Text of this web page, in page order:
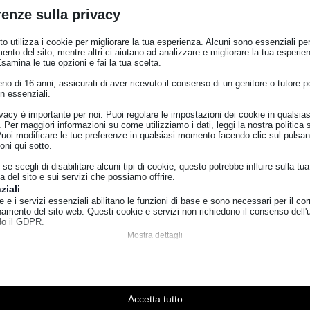
e alle fertilizzazioni naturali con la tecnica dei sovesci
delle acque per affrontare fenomeni climatici estremi
stabilmente la salubrità del suolo con misurazioni e
tradizionali e la “filosofia” dei vecchi attrezzi che
modo “naturale” le nuove problematiche relative ai
agricoltura e anche nei vigneti.
Manfredi, vedrà anche l’intervento del Presidente della
Agroalimentari e Forestazione della Regione
perché molti attrezzi esposti nel museo aziendale
marzo ci sono le ricerche e le sperimentazioni che da
ha accertato che la Calabria possiede una delle più
della coltura della vite in Europa, la regione ne ha
di 2800 viti “nuove-antiche”, disposto a spirale, allo
(studio del DNA, analisi ampelografica e virologica)
di 126 varietà analizzate, ben 77 sono risultate uniche,
sulla privacy
utilizza i cookie per migliorare la tua esperienza. Alcuni sono essenziali
del sito, mentre altri ci aiutano ad analizzare e migliorare la tua
le tue opzioni e fai la tua scelta.
di 16 anni, assicurati di aver ricevuto il consenso di un genitore o tutore
essenziali.
è importante per noi. Puoi regolare le impostazioni dei cookie in
Per maggiori informazioni su come utilizziamo i dati, leggi la nostra politica
modificare le tue preferenze in qualsiasi momento facendo clic sul
qui sotto.
se scegli di disabilitare alcuni tipi di cookie, questo potrebbe influire sulla tua
del sito e sui servizi che possiamo offrire.
e i servizi essenziali abilitano le funzioni di base e sono necessari per il
del sito web. Questi cookie e servizi non richiedono il consenso
il GDPR.
Mostra dettagli
Accetta tutto